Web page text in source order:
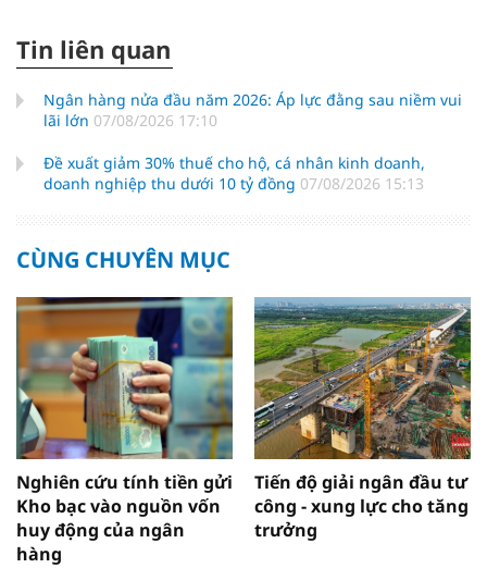
Tin liên quan
Ngân hàng nửa đầu năm 2026: Áp lực đằng sau niềm vui
lãi lớn 07/08/2026 17:10
Đề xuất giảm 30% thuế cho hộ, cá nhân kinh doanh,
doanh nghiệp thu dưới 10 tỷ đồng 07/08/2026 15:13
CÙNG CHUYÊN MỤC
Nghiên cứu tính tiền gửi
Kho bạc vào nguồn vốn
huy động của ngân
hàng
Tiến độ giải ngân đầu tư
công - xung lực cho tăng
trưởng